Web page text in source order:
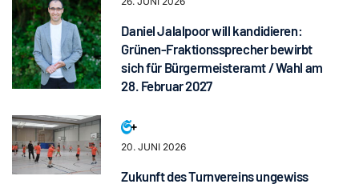
Daniel Jalalpoor will kandidieren:
Grünen-Fraktionssprecher bewirbt
sich für Bürgermeisteramt / Wahl am
28. Februar 2027
20. JUNI 2026
Zukunft des Turnvereins ungewiss